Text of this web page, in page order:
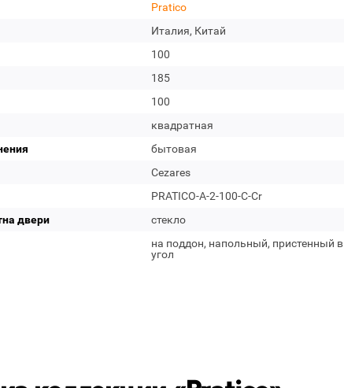
Pratico
Италия, Китай
100
185
100
квадратная
бытовая
Cezares
PRATICO-A-2-100-C-Cr
двери
стекло
на поддон, напольный, пристенный в
угол